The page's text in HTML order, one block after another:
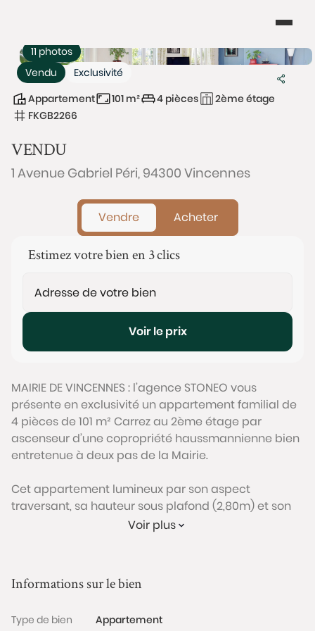
Vendu Exclusivité
11 photos
Appartement 101 m² 4 pièces
2ème étage
FKGB2266
VENDU
1 Avenue Gabriel Péri, 94300 Vincennes
Vendre Acheter
Estimez votre bien en 3 clics
Voir le prix
MAIRIE DE VINCENNES : l’agence STONEO vous
présente en exclusivité un appartement familial de
4 pièces de 101 m² Carrez au 2ème étage par
ascenseur d’une copropriété haussmannienne bien
entretenue à deux pas de la Mairie.
Cet appartement lumineux par son aspect
traversant, sa hauteur sous plafond (2,80m) et son
orientation Sud a été rénové en 2013. Il bénéficie
Vincennes. L'appartement dispose de 2 chambres,
plusieurs placards et des WC indépendants.
Voir plus
Informations sur le bien
Type de bien
Appartement